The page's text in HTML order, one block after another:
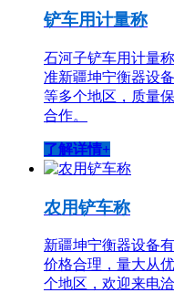
铲车用计量称
石河子铲车用计量
准新疆坤宁衡器设
等多个地区，质量
合作。
了解详情+
农用铲车称
新疆坤宁衡器设备
价格合理，量大从
个地区，欢迎来电洽